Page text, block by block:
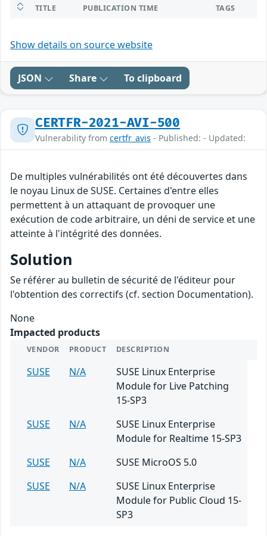
TITLE PUBLICATION TIME TAGS
Show details on source website
JSON Share To clipboard
CERTFR-2021-AVI-500
Vulnerability from certfr_avis - Published: - Updated:
De multiples vulnérabilités ont été découvertes dans
le noyau Linux de SUSE. Certaines d'entre elles
permettent à un attaquant de provoquer une
exécution de code arbitraire, un déni de service et une
atteinte à l'intégrité des données.
Solution
Se référer au bulletin de sécurité de l'éditeur pour
l'obtention des correctifs (cf. section Documentation).
None
Impacted products
VENDOR PRODUCT DESCRIPTION
SUSE N/A
SUSE Linux Enterprise
Module for Live Patching
15-SP3
SUSE
N/A
SUSE Linux Enterprise
Module for Realtime 15-SP3
SUSE
N/A
SUSE MicroOS 5.0
SUSE
N/A
SUSE Linux Enterprise
Module for Public Cloud 15-
SP3